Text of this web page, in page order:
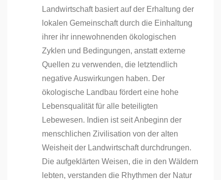
Landwirtschaft basiert auf der Erhaltung der
lokalen Gemeinschaft durch die Einhaltung
ihrer ihr innewohnenden ökologischen
Zyklen und Bedingungen, anstatt externe
Quellen zu verwenden, die letztendlich
negative Auswirkungen haben. Der
ökologische Landbau fördert eine hohe
Lebensqualität für alle beteiligten
Lebewesen. Indien ist seit Anbeginn der
menschlichen Zivilisation von der alten
Weisheit der Landwirtschaft durchdrungen.
Die aufgeklärten Weisen, die in den Wäldern
lebten, verstanden die Rhythmen der Natur